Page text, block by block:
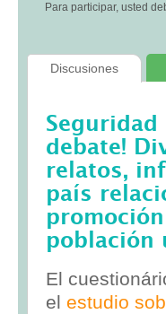
Para participar, usted
Discusiones
Seguridad
debate!
relatos,
país
población
El
el estudio